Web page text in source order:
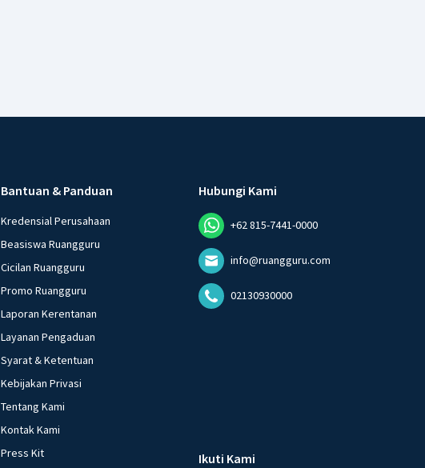
Bantuan & Panduan
Kredensial Perusahaan
Beasiswa Ruangguru
Cicilan Ruangguru
Promo Ruangguru
Laporan Kerentanan
Layanan Pengaduan
Syarat & Ketentuan
Kebijakan Privasi
Tentang Kami
Kontak Kami
Press Kit
Hubungi Kami
+62 815-7441-0000
info@ruangguru.com
02130930000
Ikuti Kami